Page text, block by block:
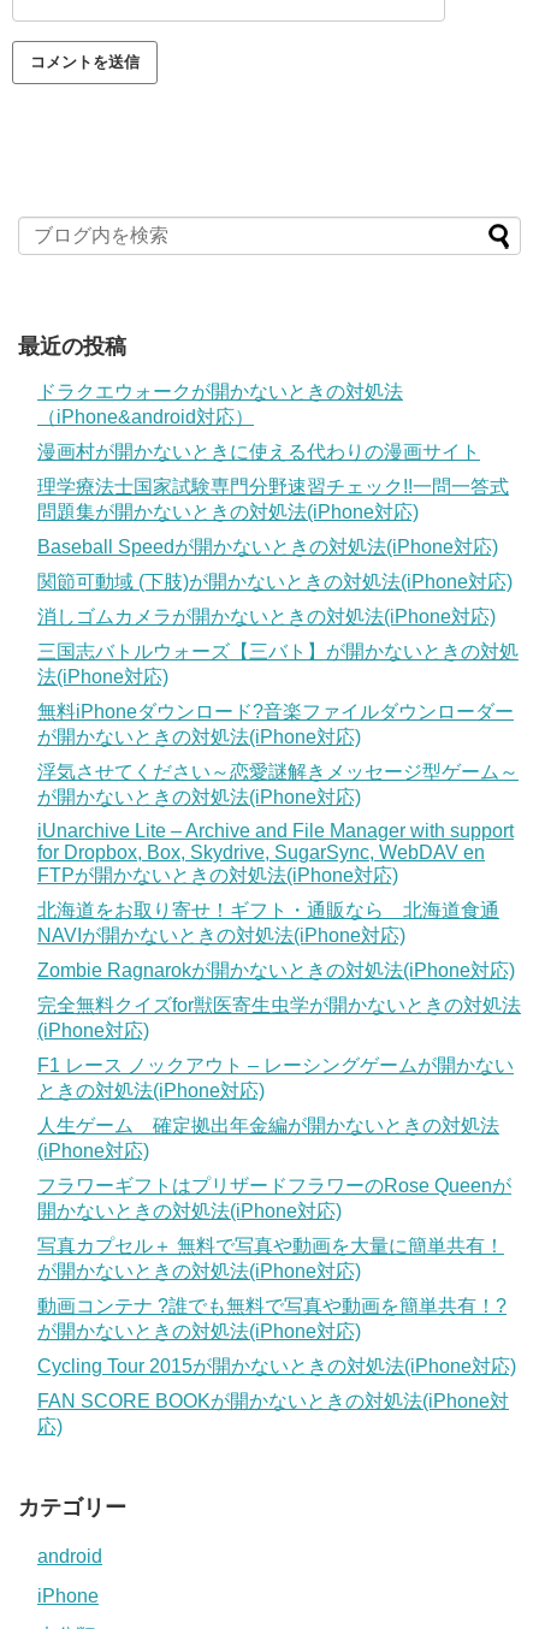
最近の投稿
ドラクエウォークが開かないときの対処法
（iPhone&android対応）
漫画村が開かないときに使える代わりの漫画サイト
理学療法士国家試験専門分野速習チェック!!一問一答式
問題集が開かないときの対処法(iPhone対応)
Baseball Speedが開かないときの対処法(iPhone対応)
関節可動域 (下肢)が開かないときの対処法(iPhone対応)
消しゴムカメラが開かないときの対処法(iPhone対応)
三国志バトルウォーズ【三バト】が開かないときの対処
法(iPhone対応)
無料iPhoneダウンロード?音楽ファイルダウンローダー
が開かないときの対処法(iPhone対応)
浮気させてください～恋愛謎解きメッセージ型ゲーム～
が開かないときの対処法(iPhone対応)
iUnarchive Lite – Archive and File Manager with support
for Dropbox, Box, Skydrive, SugarSync, WebDAV en
FTPが開かないときの対処法(iPhone対応)
北海道をお取り寄せ！ギフト・通販なら 北海道食通
NAVIが開かないときの対処法(iPhone対応)
Zombie Ragnarokが開かないときの対処法(iPhone対応)
完全無料クイズfor獣医寄生虫学が開かないときの対処法
(iPhone対応)
F1 レース ノックアウト – レーシングゲームが開かない
ときの対処法(iPhone対応)
人生ゲーム 確定拠出年金編が開かないときの対処法
(iPhone対応)
フラワーギフトはプリザードフラワーのRose Queenが
開かないときの対処法(iPhone対応)
写真カプセル＋ 無料で写真や動画を大量に簡単共有！
が開かないときの対処法(iPhone対応)
動画コンテナ ?誰でも無料で写真や動画を簡単共有！?
が開かないときの対処法(iPhone対応)
Cycling Tour 2015が開かないときの対処法(iPhone対応)
FAN SCORE BOOKが開かないときの対処法(iPhone対
応)
カテゴリー
android
iPhone